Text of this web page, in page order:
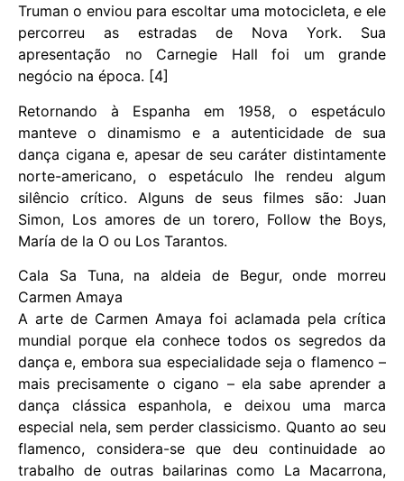
Truman o enviou para escoltar uma motocicleta, e ele
percorreu as estradas de Nova York. Sua
apresentação no Carnegie Hall foi um grande
negócio na época. [4]
Retornando à Espanha em 1958, o espetáculo
manteve o dinamismo e a autenticidade de sua
dança cigana e, apesar de seu caráter distintamente
norte-americano, o espetáculo lhe rendeu algum
silêncio crítico. Alguns de seus filmes são: Juan
Simon, Los amores de un torero, Follow the Boys,
María de la O ou Los Tarantos.
Cala Sa Tuna, na aldeia de Begur, onde morreu
Carmen Amaya
A arte de Carmen Amaya foi aclamada pela crítica
mundial porque ela conhece todos os segredos da
dança e, embora sua especialidade seja o flamenco –
mais precisamente o cigano – ela sabe aprender a
dança clássica espanhola, e deixou uma marca
especial nela, sem perder classicismo. Quanto ao seu
flamenco, considera-se que deu continuidade ao
trabalho de outras bailarinas como La Macarrona,